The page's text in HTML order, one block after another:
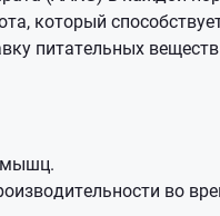
который
питательных
мышц.
во